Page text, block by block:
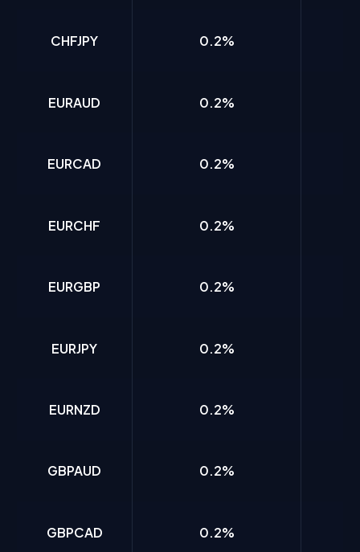
CHFJPY
EURAUD
EURCAD
EURCHF
EURGBP
EURJPY
EURNZD
GBPAUD
GBPCAD
0.2%
0.2%
0.2%
0.2%
0.2%
0.2%
0.2%
0.2%
0.2%